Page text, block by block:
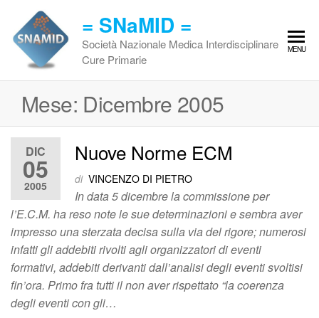
contenuto
= SNaMID =
Società Nazionale Medica Interdisciplinare
Cure Primarie
MENU
Mese: Dicembre 2005
DIC
05
2005
Nuove Norme ECM
di VINCENZO DI PIETRO
In data 5 dicembre la commissione per
l’E.C.M. ha reso note le sue determinazioni e sembra aver
impresso una sterzata decisa sulla via del rigore; numerosi
infatti gli addebiti rivolti agli organizzatori di eventi
formativi, addebiti derivanti dall’analisi degli eventi svoltisi
fin’ora. Primo fra tutti il non aver rispettato “la coerenza
degli eventi con gli…